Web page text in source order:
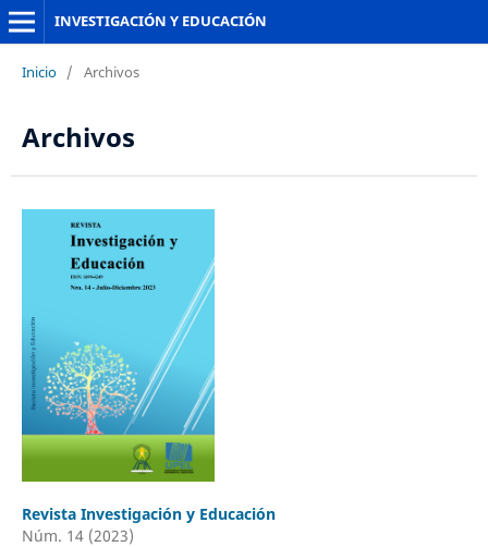
INVESTIGACIÓN Y EDUCACIÓN
Inicio / Archivos
Archivos
Revista Investigación y Educación
Núm. 14 (2023)